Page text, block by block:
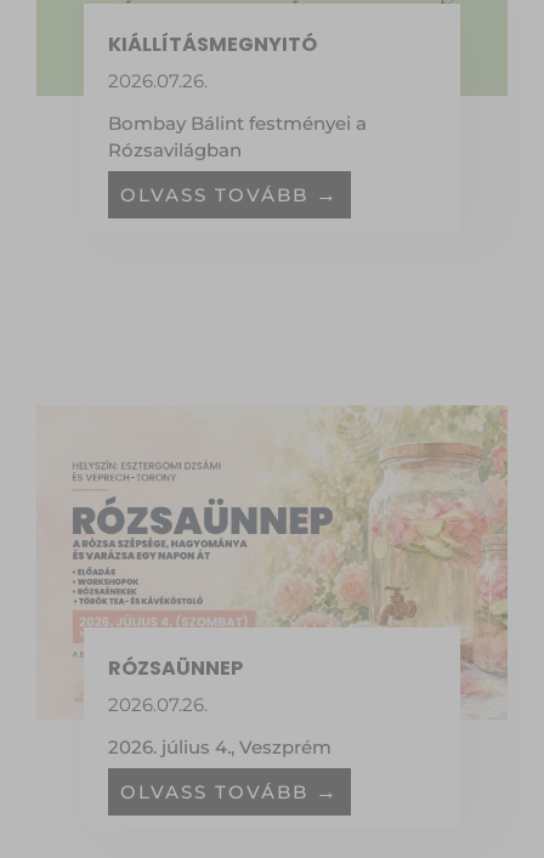
KIÁLLÍTÁSMEGNYITÓ
2026.07.26.
Bombay Bálint festményei a
Rózsavilágban
OLVASS TOVÁBB
RÓZSAÜNNEP
2026.07.26.
2026. július 4., Veszprém
OLVASS TOVÁBB